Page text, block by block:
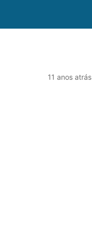
11 anos atrás